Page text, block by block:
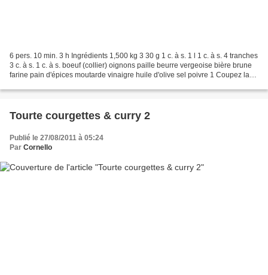
6 pers. 10 min. 3 h Ingrédients 1,500 kg 3 30 g 1 c. à s. 1 l 1 c. à s. 4 tranches
3 c. à s. 1 c. à s. boeuf (collier) oignons paille beurre vergeoise bière brune
farine pain d'épices moutarde vinaigre huile d'olive sel poivre 1 Coupez la
Tourte courgettes & curry 2
Publié le 27/08/2011 à 05:24
Par Cornello